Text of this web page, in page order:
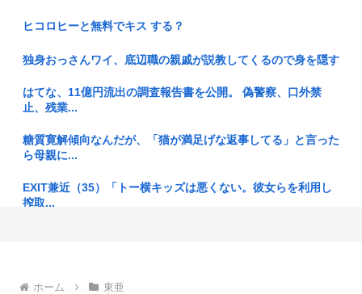
日本メーカーは猛省せよ！ 軽スーパーハイトワゴン初の
【甲子園応援】チョンダラーOKに 「顔ペイント」「郷土民俗
佐藤二朗さんと橋本愛さん、騒動1ヶ月後にそれぞれSNS復帰
し初ツ...
女芸人の吉住さん（36）メイクしたら普通に美人の部類だっ
たと判明...
【画像】良いお○ぱい画像だけを貼ります それ以外は貼りま
ヒコロヒーと無料でキス する？
独身おっさんワイ、底辺職の親戚が説教してくるので身を隠す
はてな、11億円流出の調査報告書を公開。 偽警察、口外禁
止、残業...
糖質寛解傾向なんだが、「猫が満足げな返事してる」と言った
ら母親に...
EXIT兼近（35）「トー横キッズは悪くない。彼女らを利用し
搾取...
赤ちゃん産めなくなったペットショップのメス犬さん（6）里
ホーム 東亜